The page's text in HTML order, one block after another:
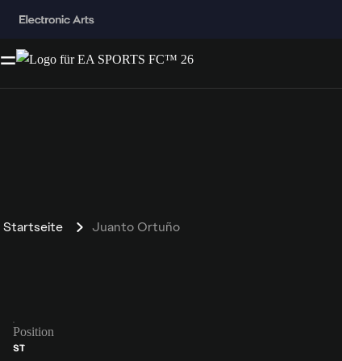
Startseite Juanto Ortuño
Position
ST